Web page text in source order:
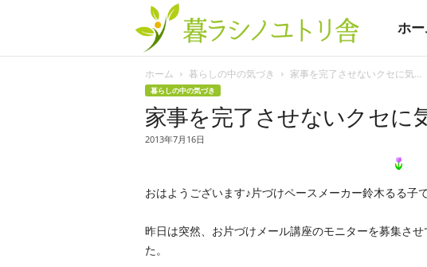
ノ
ホ
ホーム 暮らしの中の気づき 家事を完了させないクセに気...
暮らしの中の気づき
家事を完了させないクセに
2013年7月16日
おはようございます♪片づけペースメーカー鈴木るる子で
昨日は突然、お片づけメール講座のモニターを募集させ
た。